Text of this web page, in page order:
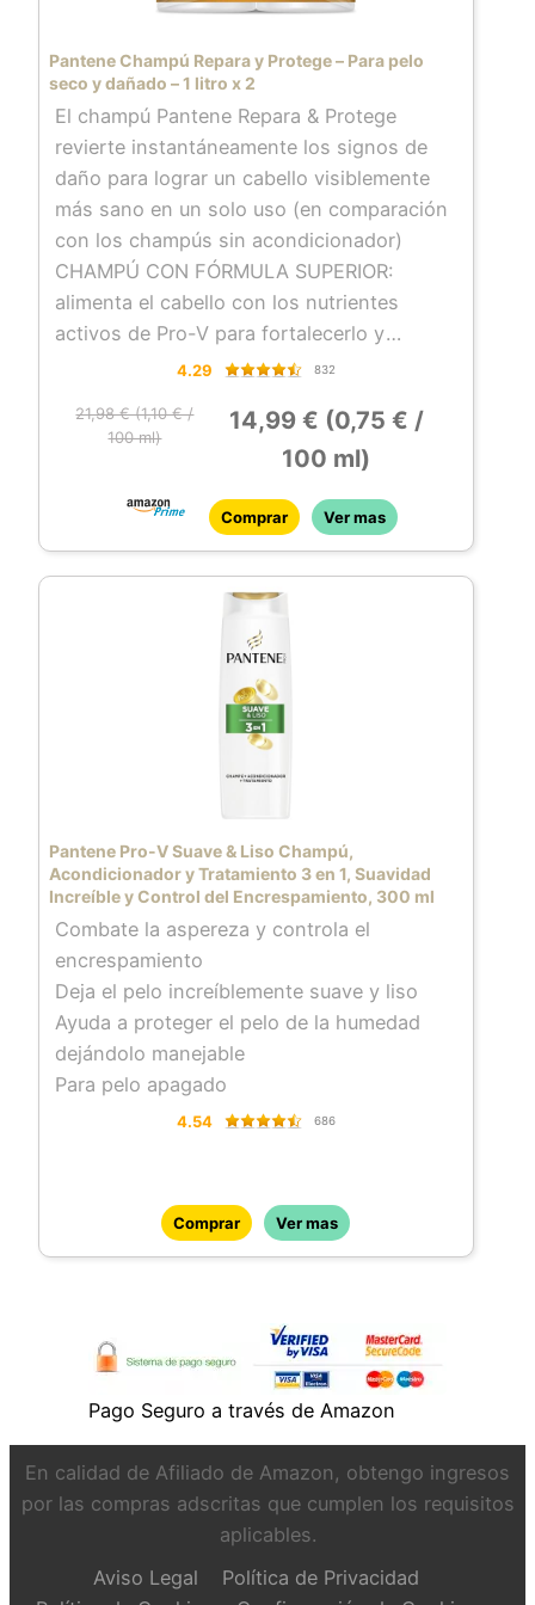
Pantene Champú Repara y Protege – Para pelo
seco y dañado – 1 litro x 2
El champú Pantene Repara & Protege
revierte instantáneamente los signos de
daño para lograr un cabello visiblemente
más sano en un solo uso (en comparación
con los champús sin acondicionador)
CHAMPÚ CON FÓRMULA SUPERIOR:
alimenta el cabello con los nutrientes
activos de Pro-V para fortalecerlo y
aportarle aspecto saludable desde dentro
Recupera la fuerza del cabello contra los
daños causados por el peinado, previene
proporciona un brillo y una suavidad
saludables al cabello
TIPO DE CABELLO: Este champú Pantene
es para cabello débil y dañado; está
probado por el Instituto Vitamínico Suizo,
una de las autoridades con mas
reconocimiento en cuanto a eficacia de
reciclado (excluyendo el tapón y las tintas)
4.29 832
21,98 € (1,10 € /
100 ml)
14,99 € (0,75 € /
100 ml)
Comprar Ver mas
Pantene Pro-V Suave & Liso Champú,
Acondicionador y Tratamiento 3 en 1, Suavidad
Increíble y Control del Encrespamiento, 300 ml
Combate la aspereza y controla el
encrespamiento
Deja el pelo increíblemente suave y liso
Ayuda a proteger el pelo de la humedad
dejándolo manejable
Para pelo apagado
4.54 686
Comprar Ver mas
Pago Seguro a través de Amazon
En calidad de Afiliado de Amazon, obtengo ingresos
por las compras adscritas que cumplen los requisitos
aplicables.
Aviso Legal
Política de Privacidad